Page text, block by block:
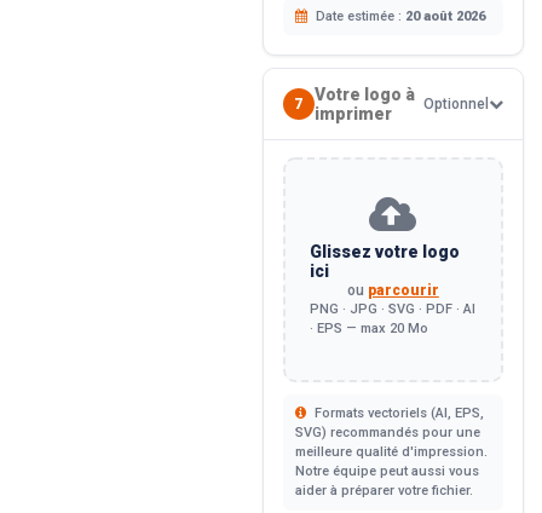
Date estimée : 20 août 2026
7
Votre logo à
imprimer
Optionnel
Glissez votre logo
ici
ou parcourir
PNG · JPG · SVG · PDF · AI
· EPS — max 20 Mo
Formats vectoriels (AI, EPS,
SVG) recommandés pour une
meilleure qualité d'impression.
Notre équipe peut aussi vous
aider à préparer votre fichier.